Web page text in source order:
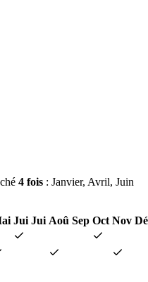
4 fois : Janvier, Avril, Juin
Jui Jui Aoû Sep Oct Nov